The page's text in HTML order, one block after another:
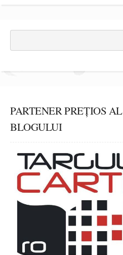
PARTENER PREȚIOS AL
BLOGULUI